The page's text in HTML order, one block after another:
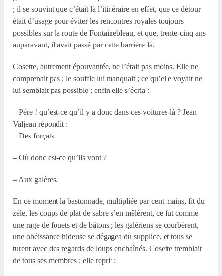
; il se souvint que c’était là l’itinéraire en effet, que ce détour
était d’usage pour éviter les rencontres royales toujours
possibles sur la route de Fontainebleau, et que, trente-cinq ans
auparavant, il avait passé par cette barrière-là.
Cosette, autrement épouvantée, ne l’était pas moins. Elle ne
comprenait pas ; le souffle lui manquait ; ce qu’elle voyait ne
lui semblait pas possible ; enfin elle s’écria :
– Père ! qu’est-ce qu’il y a donc dans ces voitures-là ? Jean
Valjean répondit :
– Des forçats.
– Où donc est-ce qu’ils vont ?
– Aux galères.
En ce moment la bastonnade, multipliée par cent mains, fit du
zèle, les coups de plat de sabre s’en mêlèrent, ce fut comme
une rage de fouets et de bâtons ; les galériens se courbèrent,
une obéissance hideuse se dégagea du supplice, et tous se
turent avec des regards de loups enchaînés. Cosette tremblait
de tous ses membres ; elle reprit :